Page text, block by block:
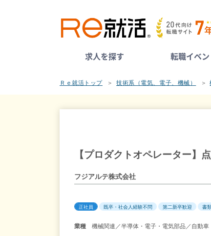
求人を探す 転職イベン
Ｒｅ就活トップ 技術系（電気、電子、機械）
【プロダクトオペレーター】
フジアルテ株式会社
正社員 既卒・社会人経験不問 第二新卒歓迎 書
業種
機械関連／半導体・電子・電気部品／自動車